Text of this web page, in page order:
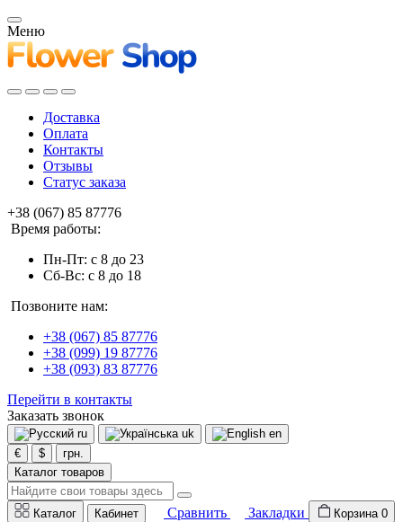
Меню
Доставка
Оплата
Контакты
Отзывы
Статус заказа
+38 (067) 85 87776
Время работы:
Пн-Пт: с 8 до 23
Сб-Вс: с 8 до 18
Позвоните нам:
+38 (067) 85 87776
+38 (099) 19 87776
+38 (093) 83 87776
Перейти в контакты
Заказать звонок
ru uk
en
€
$
грн.
Каталог товаров
Каталог Кабинет Сравнить Закладки Корзина 0